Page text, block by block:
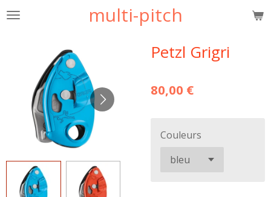
Passer
multi-pitch
Petzl Grigri
80,00 €
Couleurs